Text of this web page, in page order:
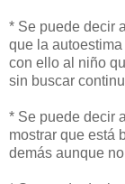
* Se puede decir
que la
con ello al niño
sin buscar
* Se puede decir
mostrar que está
demás aunque